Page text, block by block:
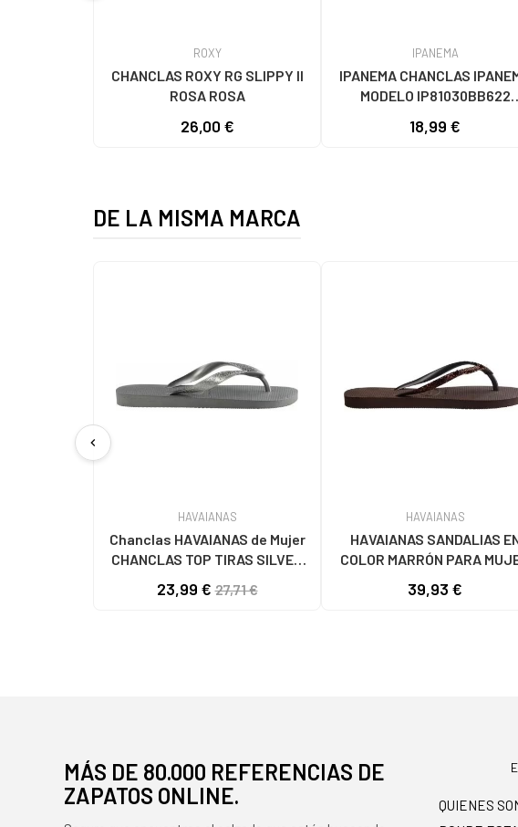
ROXY
CHANCLAS ROXY RG SLIPPY II
ROSA ROSA
26,00 €
IPANEMA
IPANEMA CHANCLAS
MODELO IP81030BB622
18,99 €
DE LA MISMA MARCA
chevron_left
HAVAIANAS
Chanclas HAVAIANAS de Mujer
CHANCLAS TOP TIRAS SILVER
23,99 €27,71 €
HAVAIANAS
HAVAIANAS SANDALIAS
COLOR MARRÓN PARA
39,93 €
MÁS DE 80.000 REFERENCIAS DE
ZAPATOS ONLINE.
QUIENES